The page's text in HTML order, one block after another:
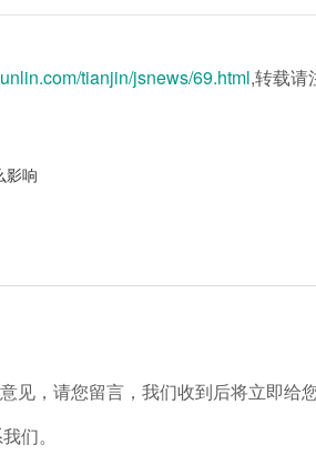
tianjin/jsnews/69.html,转载请
影响
见，请您留言，我们收到后将立即给
们。